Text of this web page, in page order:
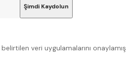
belirtilen veri uygulamalarını onaylamış